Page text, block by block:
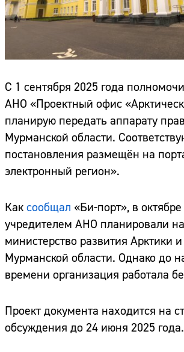
С 1 сентября 2025 года
АНО «Проектный офис
планирую передать аппарату
Мурманской области.
постановления размещён на
электронный регион».
Как сообщал «Би-порт», в
учредителем АНО планировали
министерство развития Арктики
Мурманской области. Однако до
времени организация работала
Проект документа находится на
обсуждения до 24 июня 2025 года.